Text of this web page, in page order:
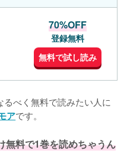
70%OFF
登録無料
無料で試し読み
べく無料で読みたい人に
アです。
無料で1巻を読めちゃうん